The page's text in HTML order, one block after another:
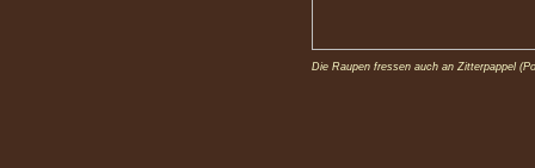
Die Raupen fressen auch an Zitterpappel